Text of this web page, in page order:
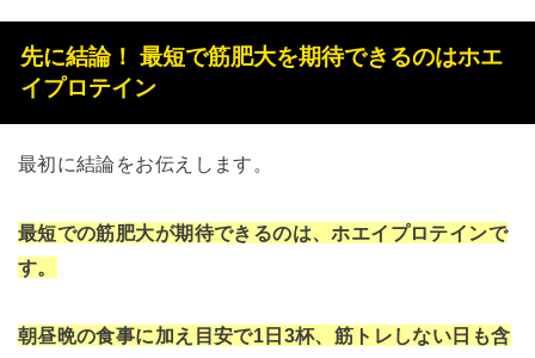
先に結論！ 最短で筋肥大を期待できるのはホエ
イプロテイン
最初に結論をお伝えします。
最短での筋肥大が期待できるのは、ホエイプロテインで
す。
朝昼晩の食事に加え目安で1日3杯、筋トレしない日も含